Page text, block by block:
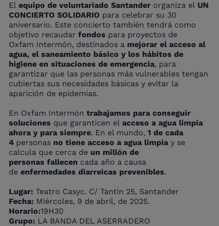
Elequipo de voluntariado Santander organiza el UN
CONCIERTO SOLIDARIO para celebrar su 30
aniversario. Este concierto también tendrá como
objetivo recaudar fondos para proyectos de
Oxfam Intermón, destinados a mejorar el acceso al
agua, el saneamiento básico y los hábitos de
higiene en situaciones de emergencia, para
garantizar que las personas más vulnerables tengan
cubiertas sus necesidades básicas y evitar la
aparición de epidemias.
En Oxfam Intermón trabajamos para conseguir
soluciones que garanticen el acceso a agua limpia
ahora y para siempre. En el mundo, 1 de cada
4 personas no tiene acceso a agua limpiay se
calcula que cerca de un millón de
personas fallecen cada año a causa
de enfermedades diarreicas prevenibles.
Lugar: Teatro Casyc. C/ Tantin 25, Santander
Fecha: Miércoles, 9 de abril, de 2025.
Horario:19H30
Grupo: LA BANDA DEL ASERRADERO